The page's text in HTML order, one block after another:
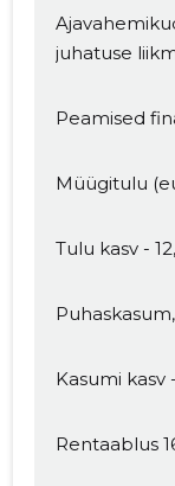
juhatuse
Peamised
Müügitulu
Tulu kasv -
Kasumi kasv
Rentaablus